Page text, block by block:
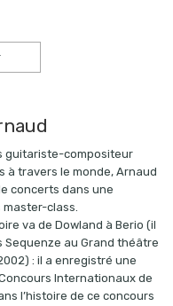
guitariste-compositeur
à travers le monde, Arnaud
concerts dans une
class.
va de Dowland à Berio (il
au Grand théâtre
: il a enregistré une
Internationaux de
l’histoire de ce concours